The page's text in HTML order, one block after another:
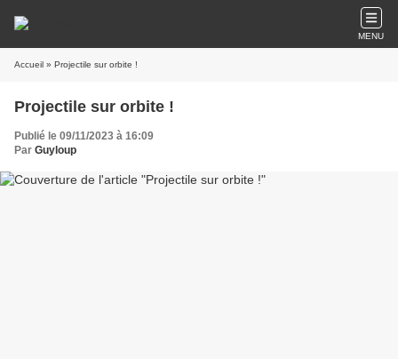
MENU
Accueil » Projectile sur orbite !
Projectile sur orbite !
Publié le 09/11/2023 à 16:09
Par Guyloup